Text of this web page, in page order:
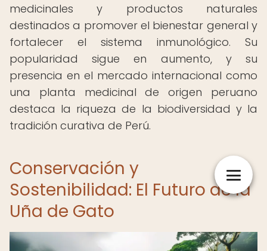
medicinales y productos naturales
destinados a promover el bienestar general y
fortalecer el sistema inmunológico. Su
popularidad sigue en aumento, y su
presencia en el mercado internacional como
una planta medicinal de origen peruano
destaca la riqueza de la biodiversidad y la
tradición curativa de Perú.
Conservación y
Sostenibilidad: El Futuro de la
Uña de Gato